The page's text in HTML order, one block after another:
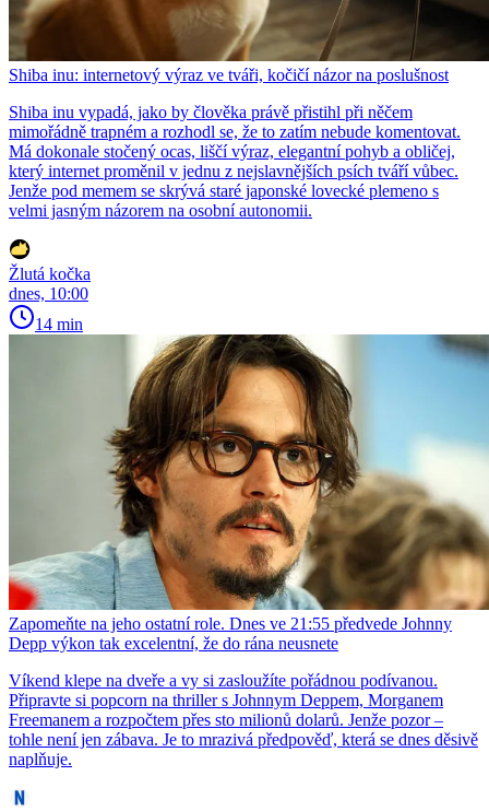
Shiba inu: internetový výraz ve tváři, kočičí názor na poslušnost
Shiba inu vypadá, jako by člověka právě přistihl při něčem
mimořádně trapném a rozhodl se, že to zatím nebude komentovat.
Má dokonale stočený ocas, liščí výraz, elegantní pohyb a obličej,
který internet proměnil v jednu z nejslavnějších psích tváří vůbec.
Jenže pod memem se skrývá staré japonské lovecké plemeno s
velmi jasným názorem na osobní autonomii.
Žlutá kočka
dnes, 10:00
14 min
Zapomeňte na jeho ostatní role. Dnes ve 21:55 předvede Johnny
Depp výkon tak excelentní, že do rána neusnete
Víkend klepe na dveře a vy si zasloužíte pořádnou podívanou.
Připravte si popcorn na thriller s Johnnym Deppem, Morganem
Freemanem a rozpočtem přes sto milionů dolarů. Jenže pozor –
tohle není jen zábava. Je to mrazivá předpověď, která se dnes děsivě
naplňuje.